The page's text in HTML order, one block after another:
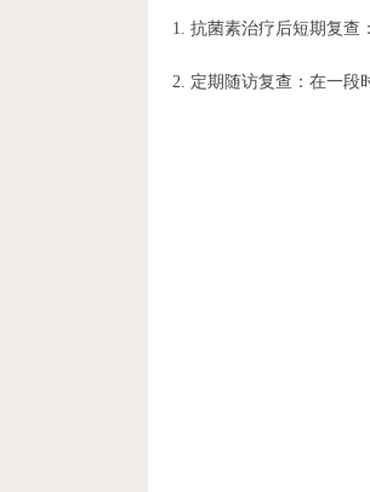
1. 抗菌素治疗后短期复查
2. 定期随访复查：在一段